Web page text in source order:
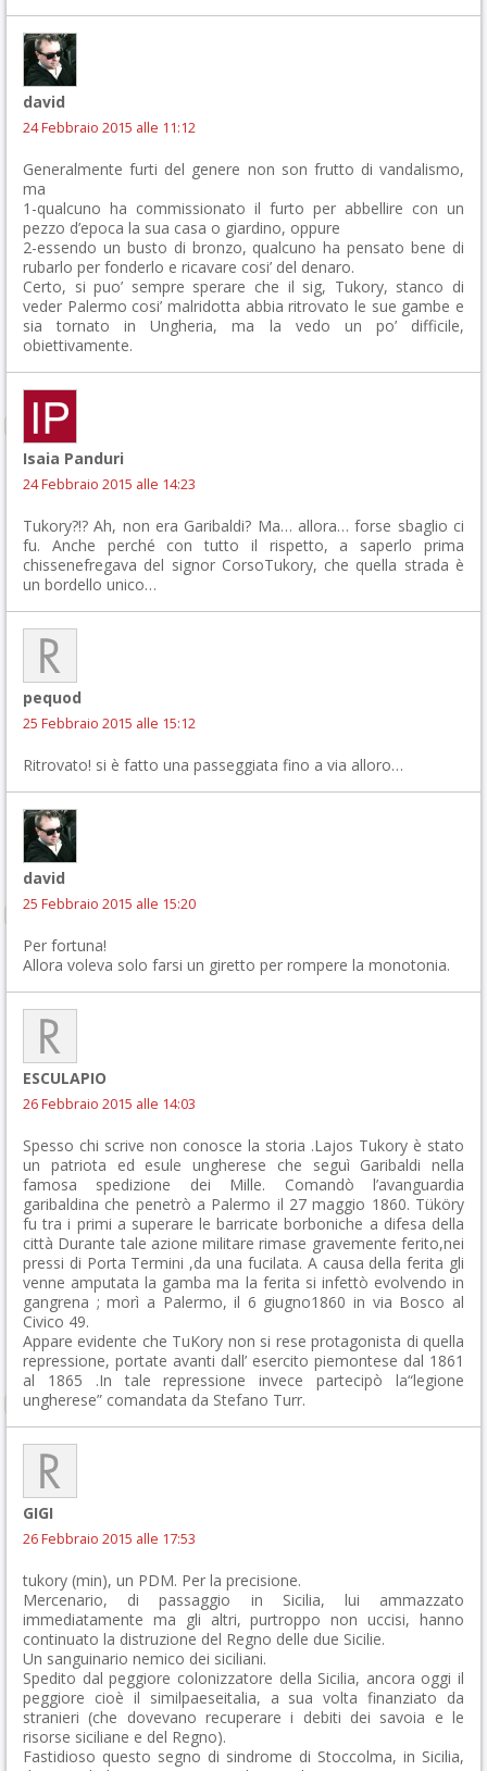
david
24 Febbraio 2015 alle 11:12
Generalmente furti del genere non son frutto di vandalismo,
ma
1-qualcuno ha commissionato il furto per abbellire con un
pezzo d’epoca la sua casa o giardino, oppure
2-essendo un busto di bronzo, qualcuno ha pensato bene di
rubarlo per fonderlo e ricavare cosi’ del denaro.
Certo, si puo’ sempre sperare che il sig, Tukory, stanco di
veder Palermo cosi’ malridotta abbia ritrovato le sue gambe e
sia tornato in Ungheria, ma la vedo un po’ difficile,
obiettivamente.
Isaia Panduri
24 Febbraio 2015 alle 14:23
Tukory?!? Ah, non era Garibaldi? Ma… allora… forse sbaglio ci
fu. Anche perché con tutto il rispetto, a saperlo prima
chissenefregava del signor CorsoTukory, che quella strada è
un bordello unico…
pequod
25 Febbraio 2015 alle 15:12
Ritrovato! si è fatto una passeggiata fino a via alloro…
david
25 Febbraio 2015 alle 15:20
Per fortuna!
Allora voleva solo farsi un giretto per rompere la monotonia.
ESCULAPIO
26 Febbraio 2015 alle 14:03
Spesso chi scrive non conosce la storia .Lajos Tukory è stato
un patriota ed esule ungherese che seguì Garibaldi nella
famosa spedizione dei Mille. Comandò l’avanguardia
garibaldina che penetrò a Palermo il 27 maggio 1860. Tüköry
fu tra i primi a superare le barricate borboniche a difesa della
città Durante tale azione militare rimase gravemente ferito,nei
pressi di Porta Termini ,da una fucilata. A causa della ferita gli
venne amputata la gamba ma la ferita si infettò evolvendo in
gangrena ; morì a Palermo, il 6 giugno1860 in via Bosco al
Civico 49.
Appare evidente che TuKory non si rese protagonista di quella
repressione, portate avanti dall’ esercito piemontese dal 1861
al 1865 .In tale repressione invece partecipò la“legione
ungherese” comandata da Stefano Turr.
GIGI
26 Febbraio 2015 alle 17:53
tukory (min), un PDM. Per la precisione.
Mercenario, di passaggio in Sicilia, lui ammazzato
immediatamente ma gli altri, purtroppo non uccisi, hanno
continuato la distruzione del Regno delle due Sicilie.
Un sanguinario nemico dei siciliani.
Spedito dal peggiore colonizzatore della Sicilia, ancora oggi il
peggiore cioè il similpaeseitalia, a sua volta finanziato da
stranieri (che dovevano recuperare i debiti dei savoia e le
risorse siciliane e del Regno).
Fastidioso questo segno di sindrome di Stoccolma, in Sicilia,